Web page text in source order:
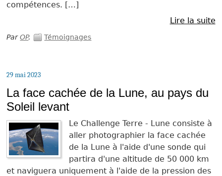
compétences. […]
Lire la suite
ParOP. Témoignages
29 mai 2023
La face cachée de la Lune, au pays du
Soleil levant
Le Challenge Terre - Lune consiste à
aller photographier la face cachée
de la Lune à l'aide d'une sonde qui
partira d'une altitude de 50 000 km
et naviguera uniquement à l'aide de la pression des